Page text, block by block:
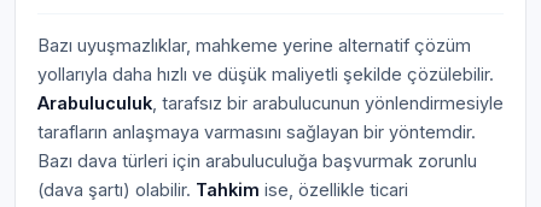
Bazı uyuşmazlıklar, mahkeme yerine alternatif çözüm
yollarıyla daha hızlı ve düşük maliyetli şekilde çözülebilir.
Arabuluculuk , tarafsız bir arabulucunun yönlendirmesiyle
tarafların anlaşmaya varmasını sağlayan bir yöntemdir.
Bazı dava türleri için arabuluculuğa başvurmak zorunlu
(dava şartı) olabilir. Tahkim ise, özellikle ticari